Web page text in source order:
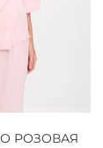
РОЗОВАЯ